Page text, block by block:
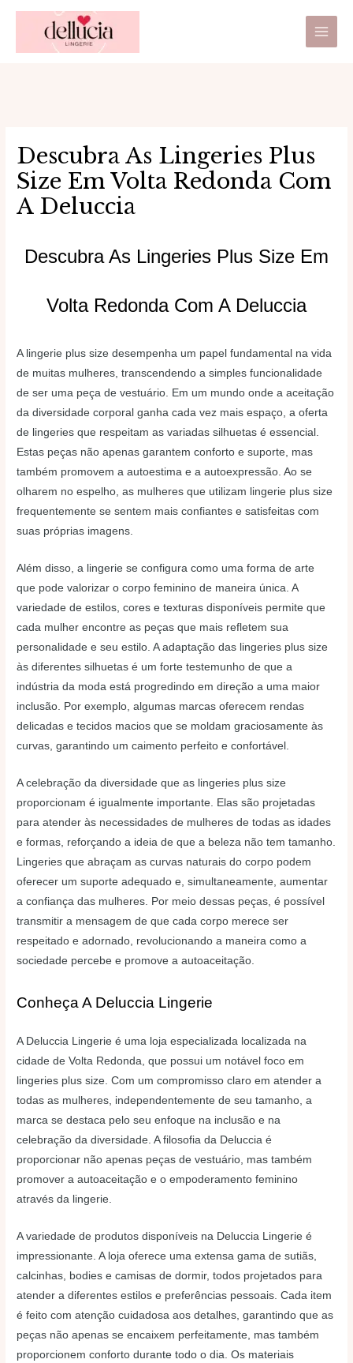
Main
Descubra As Lingeries Plus
Size Em Volta Redonda Com
A Deluccia
Descubra As Lingeries Plus Size Em
Volta Redonda Com A Deluccia
A lingerie plus size desempenha um papel fundamental na vida
de muitas mulheres, transcendendo a simples funcionalidade
de ser uma peça de vestuário. Em um mundo onde a aceitação
da diversidade corporal ganha cada vez mais espaço, a oferta
de lingeries que respeitam as variadas silhuetas é essencial.
Estas peças não apenas garantem conforto e suporte, mas
também promovem a autoestima e a autoexpressão. Ao se
olharem no espelho, as mulheres que utilizam lingerie plus size
frequentemente se sentem mais confiantes e satisfeitas com
suas próprias imagens.
Além disso, a lingerie se configura como uma forma de arte
que pode valorizar o corpo feminino de maneira única. A
variedade de estilos, cores e texturas disponíveis permite que
cada mulher encontre as peças que mais refletem sua
personalidade e seu estilo. A adaptação das lingeries plus size
às diferentes silhuetas é um forte testemunho de que a
indústria da moda está progredindo em direção a uma maior
inclusão. Por exemplo, algumas marcas oferecem rendas
delicadas e tecidos macios que se moldam graciosamente às
curvas, garantindo um caimento perfeito e confortável.
A celebração da diversidade que as lingeries plus size
proporcionam é igualmente importante. Elas são projetadas
para atender às necessidades de mulheres de todas as idades
e formas, reforçando a ideia de que a beleza não tem tamanho.
Lingeries que abraçam as curvas naturais do corpo podem
oferecer um suporte adequado e, simultaneamente, aumentar
a confiança das mulheres. Por meio dessas peças, é possível
transmitir a mensagem de que cada corpo merece ser
respeitado e adornado, revolucionando a maneira como a
sociedade percebe e promove a autoaceitação.
Conheça A Deluccia Lingerie
A Deluccia Lingerie é uma loja especializada localizada na
cidade de Volta Redonda, que possui um notável foco em
lingeries plus size. Com um compromisso claro em atender a
todas as mulheres, independentemente de seu tamanho, a
marca se destaca pelo seu enfoque na inclusão e na
celebração da diversidade. A filosofia da Deluccia é
proporcionar não apenas peças de vestuário, mas também
promover a autoaceitação e o empoderamento feminino
através da lingerie.
A variedade de produtos disponíveis na Deluccia Lingerie é
impressionante. A loja oferece uma extensa gama de sutiãs,
calcinhas, bodies e camisas de dormir, todos projetados para
atender a diferentes estilos e preferências pessoais. Cada item
é feito com atenção cuidadosa aos detalhes, garantindo que as
peças não apenas se encaixem perfeitamente, mas também
proporcionem conforto durante todo o dia. Os materiais